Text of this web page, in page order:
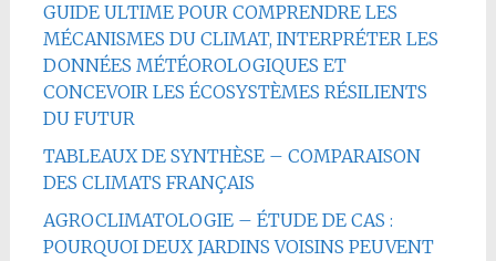
GUIDE ULTIME POUR COMPRENDRE LES
MÉCANISMES DU CLIMAT, INTERPRÉTER LES
DONNÉES MÉTÉOROLOGIQUES ET
CONCEVOIR LES ÉCOSYSTÈMES RÉSILIENTS
DU FUTUR
TABLEAUX DE SYNTHÈSE – COMPARAISON
DES CLIMATS FRANÇAIS
AGROCLIMATOLOGIE – ÉTUDE DE CAS :
POURQUOI DEUX JARDINS VOISINS PEUVENT